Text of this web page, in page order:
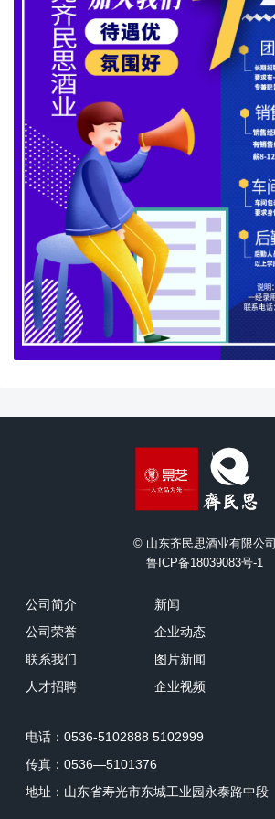
© 山东齐民思酒业有限公司
鲁ICP备18039083号-1
公司简介
公司荣誉
联系我们
人才招聘
新闻
企业动态
图片新闻
企业视频
电话：0536-5102888 5102999
传真：0536—5101376
地址：山东省寿光市东城工业园永泰路中段